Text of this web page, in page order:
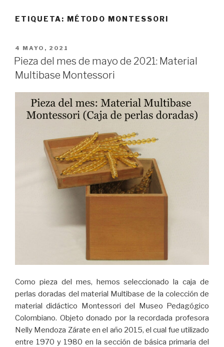
ETIQUETA: MÉTODO MONTESSORI
PUBLICADO
EL
4 MAYO, 2021
Pieza del mes de mayo de 2021: Material
Multibase Montessori
Como pieza del mes, hemos seleccionado la caja de
perlas doradas del material Multibase de la colección de
material didáctico Montessori del Museo Pedagógico
Colombiano. Objeto donado por la recordada profesora
Nelly Mendoza Zárate en el año 2015, el cual fue utilizado
entre 1970 y 1980 en la sección de básica primaria del